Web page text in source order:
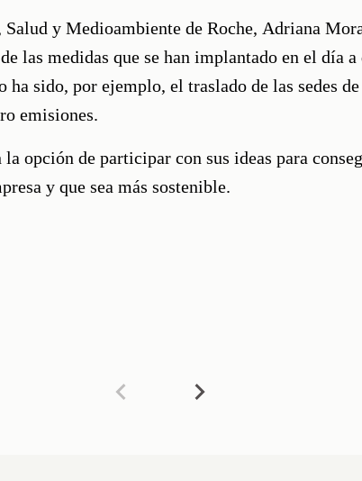
Salud y Medioambiente de Roche, Adriana
las medidas que se han implantado en el día
sido, por ejemplo, el traslado de las sedes
emisiones.
opción de participar con sus ideas para
y que sea más sostenible.